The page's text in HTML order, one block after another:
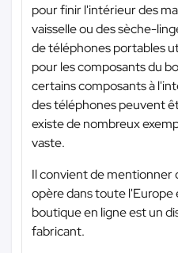
pour finir l'intérieur des
vaisselle ou des sèche-
de téléphones portables
pour les composants du
certains composants à
des téléphones peuvent
existe de nombreux
vaste.
Il convient de mentionner
opère dans toute l'Europe
boutique en ligne est un
fabricant.